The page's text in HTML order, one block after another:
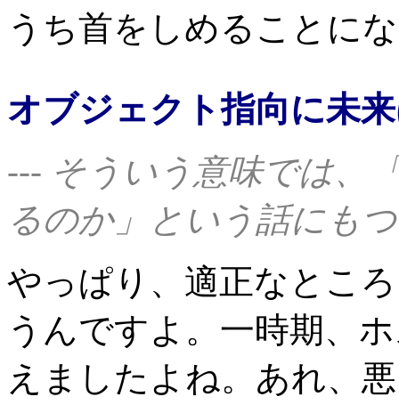
うち首をしめることに
オブジェクト指向に未
--- そういう意味では、
るのか」という話にも
やっぱり、適正なとこ
うんですよ。一時期、
えましたよね。あれ、